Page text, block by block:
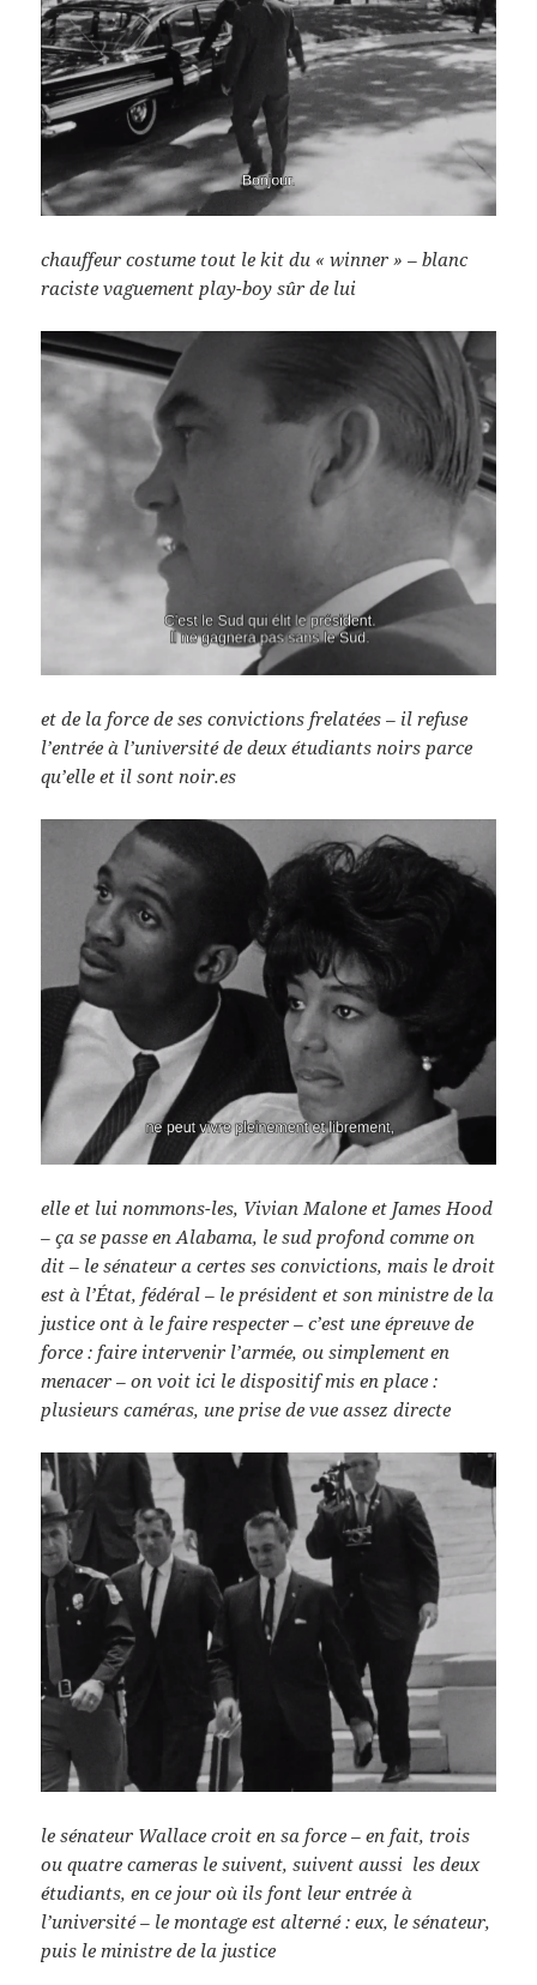
chauffeur costume tout le kit du « winner » – blanc
raciste vaguement play-boy sûr de lui
et de la force de ses convictions frelatées – il refuse
l’entrée à l’université de deux étudiants noirs parce
qu’elle et il sont noir.es
elle et lui nommons-les, Vivian Malone et James Hood
– ça se passe en Alabama, le sud profond comme on
dit – le sénateur a certes ses convictions, mais le droit
est à l’État, fédéral – le président et son ministre de la
justice ont à le faire respecter – c’est une épreuve de
force : faire intervenir l’armée, ou simplement en
menacer – on voit ici le dispositif mis en place :
plusieurs caméras, une prise de vue assez directe
le sénateur Wallace croit en sa force – en fait, trois
ou quatre cameras le suivent, suivent aussi les deux
étudiants, en ce jour où ils font leur entrée à
l’université – le montage est alterné : eux, le sénateur,
puis le ministre de la justice